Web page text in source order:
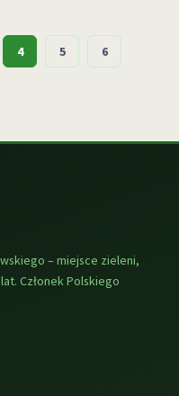
4 5 6
– miejsce zieleni,
Członek Polskiego